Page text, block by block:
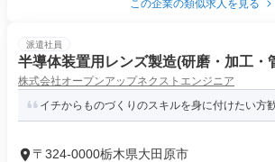
この企業の類似求人を見る
派遣社員
半導体装置用レンズ製造(研磨・加工・
株式会社オープンアップネクストエンジニア
イチからものづくりのスキルを身に付けたい方
〒324-0000栃木県大田原市